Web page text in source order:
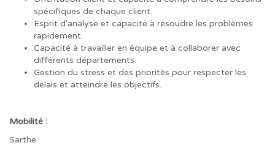
spécifiques de chaque client.
Esprit d'analyse et capacité à résoudre les problèmes
rapidement.
Capacité à travailler en équipe et à collaborer avec
différents départements.
Gestion du stress et des priorités pour respecter les
délais et atteindre les objectifs.
Mobilité :
Sarthe